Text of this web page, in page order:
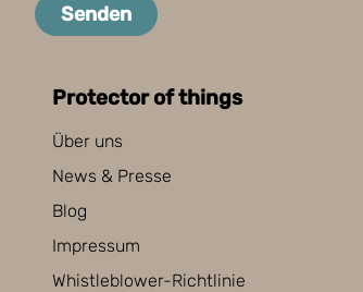
Senden
Protector of things
Über uns
News & Presse
Blog
Impressum
Whistleblower-Richtlinie